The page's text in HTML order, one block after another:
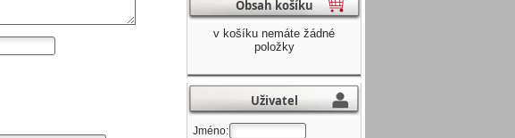
Obsah košíku
v košíku nemáte žádné
položky
Uživatel
Jméno: